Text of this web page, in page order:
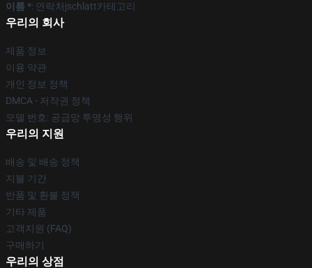
이름 *: 연락처jschlatt카테고리
우리의 회사
제품 정보
이용 약관
개인 정보 정책
DMCA - 저작권 정책
모델 번호: 공급망 투명성 행위
우리의 지원
배송 및 배송 정책
지불 기간
반품 및 환불 정책
기타 제품
고객지원 (FAQ)
구매하기
우리의 상점